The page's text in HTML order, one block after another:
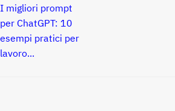
I migliori prompt
per ChatGPT: 10
esempi pratici per
lavoro...